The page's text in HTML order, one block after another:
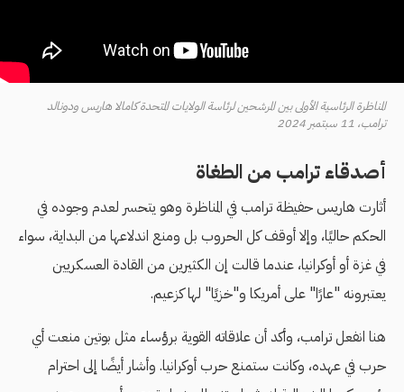
المناظرة الرئاسية الأولى بين المرشحين لرئاسة الولايات المتحدة كامالا هاريس ودونالد
ترامب، 11 سبتمبر 2024
أصدقاء ترامب من الطغاة
أثارت هاريس حفيظة ترامب في المناظرة وهو يتحسر لعدم وجوده في
الحكم حاليًا، وإلا أوقف كل الحروب بل ومنع اندلاعها من البداية، سواء
في غزة أو أوكرانيا، عندما قالت إن الكثيرين من القادة العسكريين
يعتبرونه "عارًا" على أمريكا و"خزيًا" لها كزعيم.
هنا انفعل ترامب، وأكد أن علاقاته القوية برؤساء مثل بوتين منعت أي
حرب في عهده، وكانت ستمنع حرب أوكرانيا. وأشار أيضًا إلى احترام